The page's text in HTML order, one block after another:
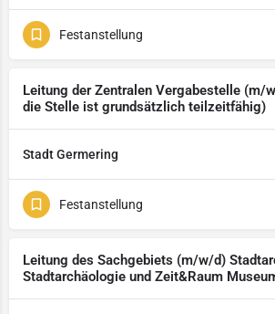
Festanstellung
Leitung der Zentralen Vergabestelle (m/
die Stelle ist grundsätzlich teilzeitfähig)
Stadt Germering
Festanstellung
Leitung des Sachgebiets (m/w/d)
Stadtarchäologie und Zeit&Raum